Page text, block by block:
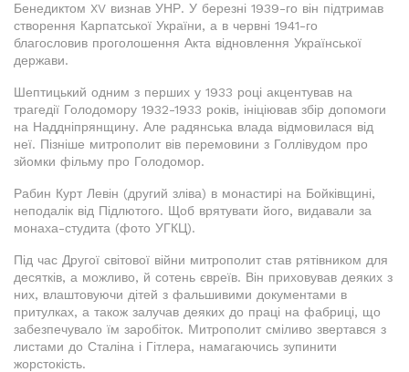
Бенедиктом XV визнав УНР. У березні 1939-го він підтримав
створення Карпатської України, а в червні 1941-го
благословив проголошення Акта відновлення Української
держави.
Шептицький одним з перших у 1933 році акцентував на
трагедії Голодомору 1932-1933 років, ініціював збір допомоги
на Наддніпрянщину. Але радянська влада відмовилася від
неї. Пізніше митрополит вів перемовини з Голлівудом про
зйомки фільму про Голодомор.
Рабин Курт Левін (другий зліва) в монастирі на Бойківщині,
неподалік від Підлютого. Щоб врятувати його, видавали за
монаха-студита (фото УГКЦ).
Під час Другої світової війни митрополит став рятівником для
десятків, а можливо, й сотень євреїв. Він приховував деяких з
них, влаштовуючи дітей з фальшивими документами в
притулках, а також залучав деяких до праці на фабриці, що
забезпечувало їм заробіток. Митрополит сміливо звертався з
листами до Сталіна і Гітлера, намагаючись зупинити
жорстокість.